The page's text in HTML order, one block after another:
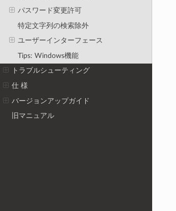
パスワード変更許可
特定文字列の検索除外
ユーザーインターフェース
Tips: Windows機能
トラブルシューティング
仕 様
バージョンアップガイド
旧マニュアル